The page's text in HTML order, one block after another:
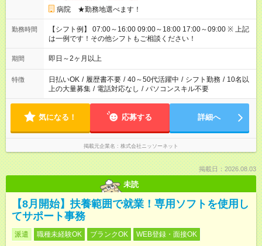
病院 ★勤務地選べます！
勤務時間
【シフト例】 07:00～16:00 09:00～18:00 17:00～09:00 ※ 上記
は一例です！その他シフトもご相談ください！
期間 即日～2ヶ月以上
特徴 日払いOK / 履歴書不要 / 40～50代活躍中 / シフト勤務 / 10名以
上の大量募集 / 電話対応なし / パソコンスキル不要
気になる！ 応募する 詳細へ
掲載元企業名 株式会社ニッソーネット
掲載日：2026.08.03
未読
【8月開始】扶養範囲で就業！専用ソフトを使用し
てサポート事務
派遣 職種未経験OK ブランクOK WEB登録・面接OK